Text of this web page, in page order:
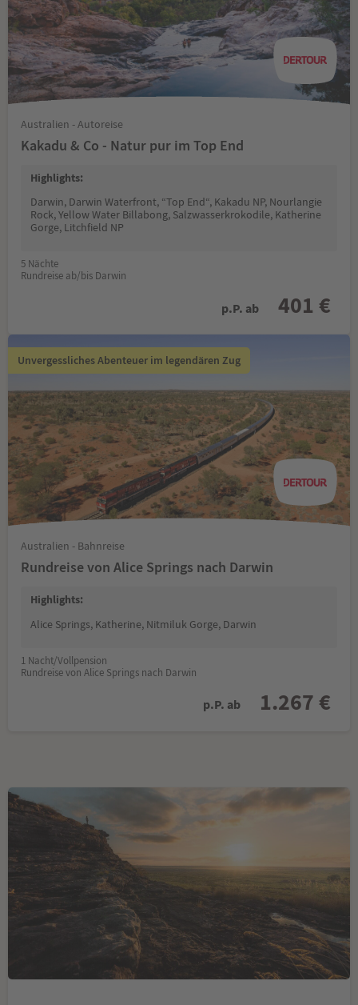
Australien - Autoreise
Kakadu & Co - Natur pur im Top End
Highlights:
Darwin, Darwin Waterfront, “Top End“, Kakadu NP, Nourlangie
Rock, Yellow Water Billabong, Salzwasserkrokodile, Katherine
Gorge, Litchfield NP
5 Nächte
Rundreise ab/bis Darwin
p.P. ab 401 €
Unvergessliches Abenteuer im legendären Zug
Australien - Bahnreise
Rundreise von Alice Springs nach Darwin
Highlights:
Alice Springs, Katherine, Nitmiluk Gorge, Darwin
1 Nacht/Vollpension
Rundreise von Alice Springs nach Darwin
p.P. ab 1.267 €